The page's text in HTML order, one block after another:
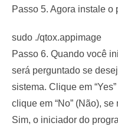
Passo 5. Agora instale o
sudo ./qtox.appimage
Passo 6. Quando você
será perguntado se
sistema. Clique em
clique em “No” (Não),
Sim, o iniciador do